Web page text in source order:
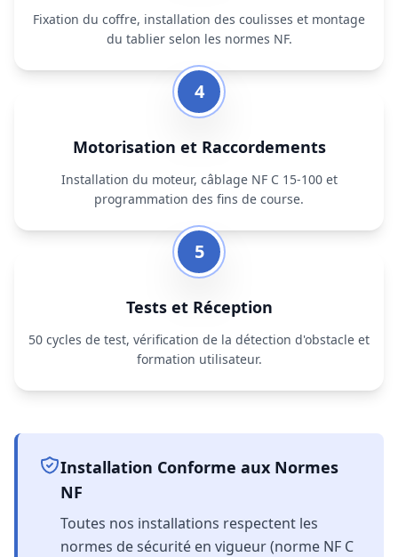
Fixation du coffre, installation des coulisses et montage
du tablier selon les normes NF.
4
Motorisation et Raccordements
Installation du moteur, câblage NF C 15-100 et
programmation des fins de course.
5
Tests et Réception
50 cycles de test, vérification de la détection d'obstacle et
formation utilisateur.
Installation Conforme aux Normes
NF
Toutes nos installations respectent les
normes de sécurité en vigueur (norme NF C